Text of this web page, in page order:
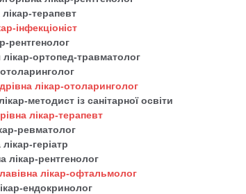
лікар-терапевт
інфекціоніст
рентгенолог
ортопед-травматолог
лікар-отоларинголог
методист із санітарної освіти
лікар-терапевт
ревматолог
геріатр
лікар-рентгенолог
лікар-офтальмолог
ендокринолог